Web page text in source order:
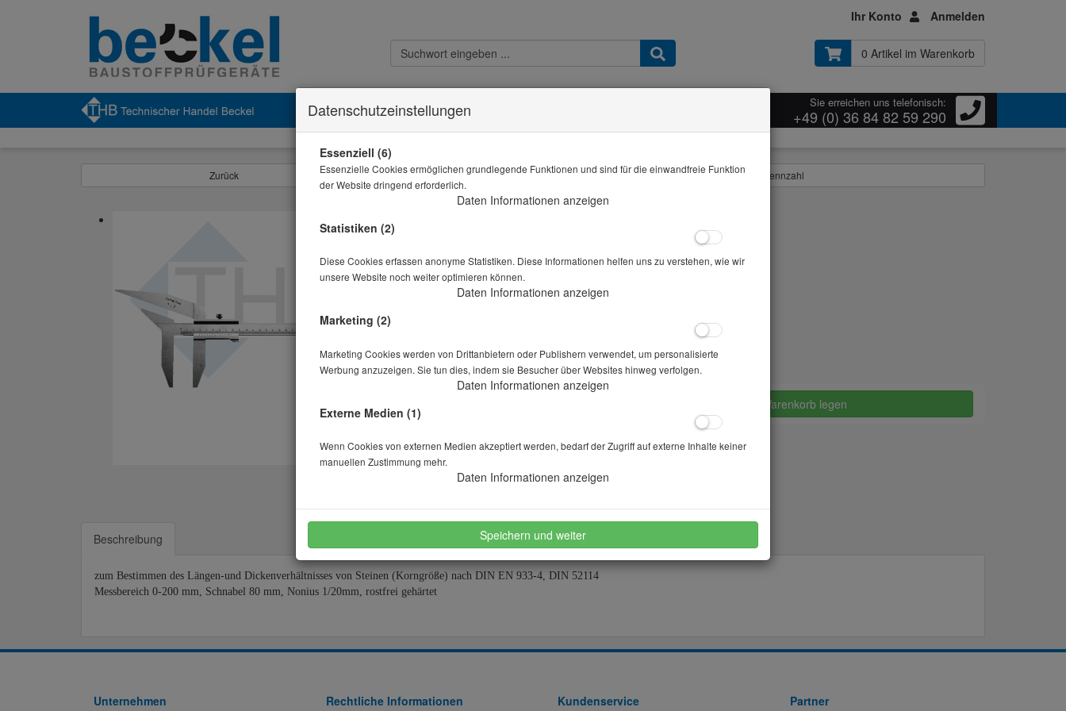
Ihr Konto Anmelden
0 Artikel im Warenkorb
Kontakt Widerrufsbelehrung
Sie erreichen uns telefonisch:
+49 (0) 36 84 82 59 290
Zurück Alle Artikel zeigen aus: Kornform/Plattigkeits-kennzahl
Artikelnr.: 10-01045
Preis auf Anfrage*
Lieferbar in auf Anfrage
in den Warenkorb legen
merken
Beschreibung
zum Bestimmen des Längen-und Dickenverhältnisses von Steinen (Korngröße) nach DIN EN 933-4, DIN 52114
Messbereich 0-200 mm, Schnabel 80 mm, Nonius 1/20mm, rostfrei gehärtet
Unternehmen Rechtliche Informationen Kundenservice Partner
Datenschutzeinstellungen
Essenziell (6)
Essenzielle Cookies ermöglichen grundlegende Funktionen und sind für die einwandfreie Funktion
der Website dringend erforderlich.
Daten Informationen anzeigen
Statistiken (2)
Diese Cookies erfassen anonyme Statistiken. Diese Informationen helfen uns zu verstehen, wie wir
unsere Website noch weiter optimieren können.
Daten Informationen anzeigen
Marketing (2)
Marketing Cookies werden von Drittanbietern oder Publishern verwendet, um personalisierte
Werbung anzuzeigen. Sie tun dies, indem sie Besucher über Websites hinweg verfolgen.
Daten Informationen anzeigen
Externe Medien (1)
Wenn Cookies von externen Medien akzeptiert werden, bedarf der Zugriff auf externe Inhalte keiner
manuellen Zustimmung mehr.
Daten Informationen anzeigen
Speichern und weiter